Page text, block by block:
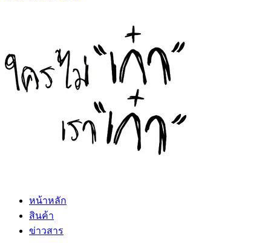
หน้าหลัก
สินค้า
ข่าวสาร